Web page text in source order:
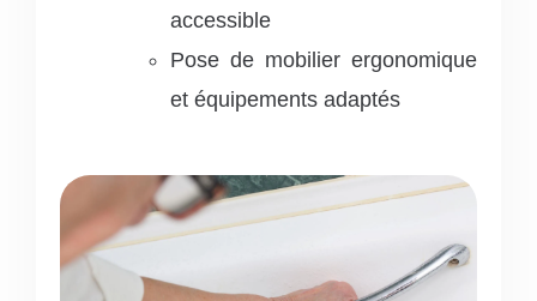
accessible
Pose de mobilier ergonomique
et équipements adaptés